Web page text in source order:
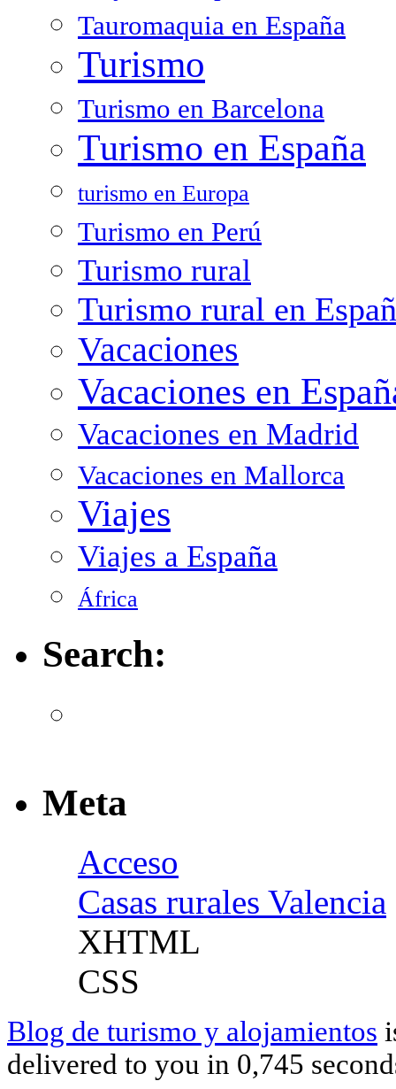
Tauromaquia en España
Turismo
Turismo en Barcelona
Turismo en España
turismo en Europa
Turismo en Perú
Turismo rural
Turismo rural en
Vacaciones
Vacaciones en
Vacaciones en Madrid
Vacaciones en Mallorca
Viajes
Viajes a España
África
Search:
Meta
Acceso
Casas rurales Valencia
XHTML
CSS
Blog de turismo y alojamientos
delivered to you in 0,745